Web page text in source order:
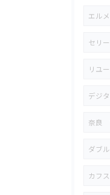
エル
セリ
リユ
デジ
奈良
ダブ
カフ